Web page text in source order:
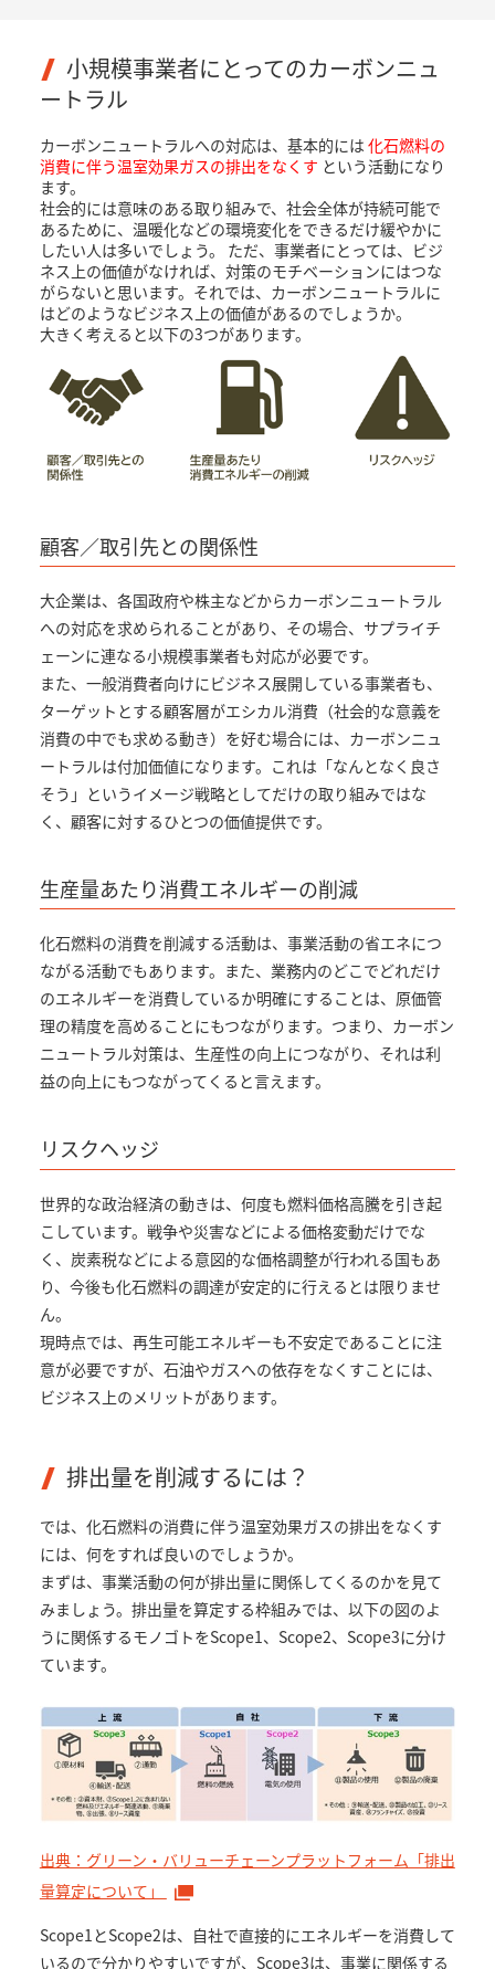
小規模事業者にとってのカーボンニュ
ートラル
カーボンニュートラルへの対応は、基本的には 化石燃料の
消費に伴う温室効果ガスの排出をなくす という活動になり
ます。
社会的には意味のある取り組みで、社会全体が持続可能で
あるために、温暖化などの環境変化をできるだけ緩やかに
したい人は多いでしょう。 ただ、事業者にとっては、ビジ
ネス上の価値がなければ、対策のモチベーションにはつな
がらないと思います。それでは、カーボンニュートラルに
はどのようなビジネス上の価値があるのでしょうか。
大きく考えると以下の3つがあります。
顧客／取引先との関係性
大企業は、各国政府や株主などからカーボンニュートラル
への対応を求められることがあり、その場合、サプライチ
ェーンに連なる小規模事業者も対応が必要です。
また、一般消費者向けにビジネス展開している事業者も、
ターゲットとする顧客層がエシカル消費（社会的な意義を
消費の中でも求める動き）を好む場合には、カーボンニュ
ートラルは付加価値になります。これは「なんとなく良さ
そう」というイメージ戦略としてだけの取り組みではな
く、顧客に対するひとつの価値提供です。
生産量あたり消費エネルギーの削減
化石燃料の消費を削減する活動は、事業活動の省エネにつ
ながる活動でもあります。また、業務内のどこでどれだけ
のエネルギーを消費しているか明確にすることは、原価管
理の精度を高めることにもつながります。つまり、カーボン
ニュートラル対策は、生産性の向上につながり、それは利
益の向上にもつながってくると言えます。
リスクヘッジ
世界的な政治経済の動きは、何度も燃料価格高騰を引き起
こしています。戦争や災害などによる価格変動だけでな
く、炭素税などによる意図的な価格調整が行われる国もあ
り、今後も化石燃料の調達が安定的に行えるとは限りませ
ん。
現時点では、再生可能エネルギーも不安定であることに注
意が必要ですが、石油やガスへの依存をなくすことには、
ビジネス上のメリットがあります。
排出量を削減するには？
では、化石燃料の消費に伴う温室効果ガスの排出をなくす
には、何をすれば良いのでしょうか。
まずは、事業活動の何が排出量に関係してくるのかを見て
みましょう。排出量を算定する枠組みでは、以下の図のよ
うに関係するモノゴトをScope1、Scope2、Scope3に分け
ています。
出典：グリーン・バリューチェーンプラットフォーム「排出
量算定について」
Scope1とScope2は、自社で直接的にエネルギーを消費して
いるので分かりやすいですが、Scope3は、事業に関係する